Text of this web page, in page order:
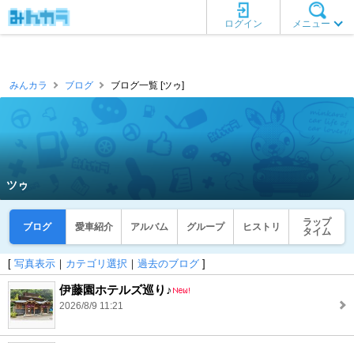
メニュー
ログイン
みんカラ ブログ ブログ一覧 [ツゥ]
ツゥ
ブログ 愛車紹介 アルバム グループ ヒストリ
ラップ
タイム
[ 写真表示 ｜ カテゴリ選択 ｜ 過去のブログ ]
伊藤園ホテルズ巡り♪
2026/8/9 11:21